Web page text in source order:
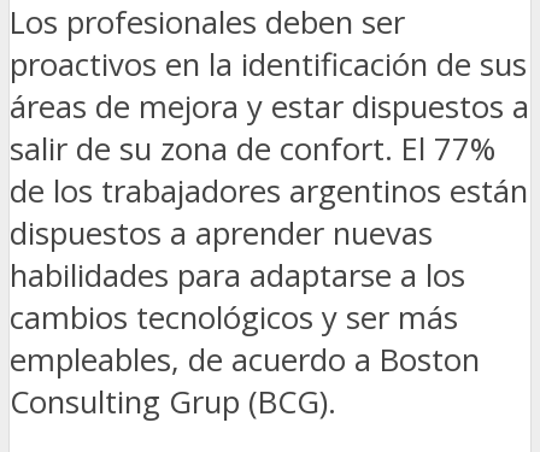
Los profesionales deben ser
proactivos en la identificación de sus
áreas de mejora y estar dispuestos a
salir de su zona de confort. El 77%
de los trabajadores argentinos están
dispuestos a aprender nuevas
habilidades para adaptarse a los
cambios tecnológicos y ser más
empleables, de acuerdo a Boston
Consulting Grup (BCG).